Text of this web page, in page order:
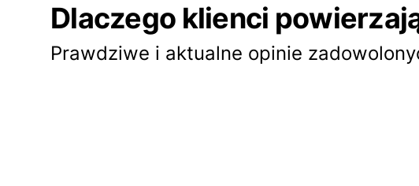
Dlaczego klienci
Prawdziwe i aktualne opinie